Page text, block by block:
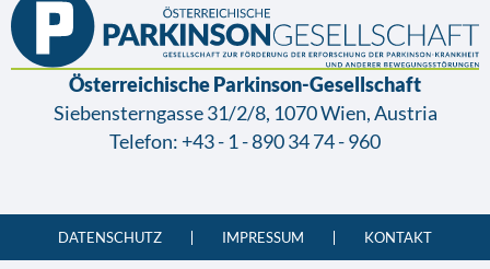
Österreichische Parkinson-Gesellschaft
Siebensterngasse 31/2/8, 1070 Wien, Austria
Telefon: +43 - 1 - 890 34 74 - 960
DATENSCHUTZ IMPRESSUM KONTAKT